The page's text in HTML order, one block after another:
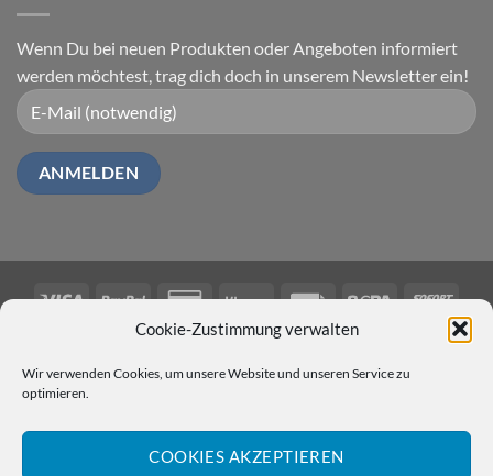
Cookie-Zustimmung verwalten
Wir verwenden Cookies, um unsere Website und unseren Service zu
optimieren.
COOKIES AKZEPTIEREN
Wenn Du bei neuen Produkten oder Angeboten informiert
werden möchtest, trag dich doch in unserem Newsletter ein!
Visa PayPal
Credit
Card
Klarna RechungSepa
KONTAKT COOKIE-RICHTLINIE (EU)
Copyright 2026 ©Robo-Ersatzteile.de
Die durchgestrichenen Preise entsprechen dem bisherigen Preis in